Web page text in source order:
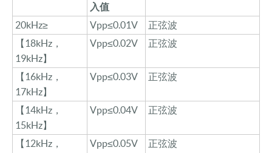
入值
20kHz≥ Vpp≤0.01V
正弦波
【18kHz，
19kHz】
Vpp≤0.02V 正弦波
【16kHz，
17kHz】
Vpp≤0.03V 正弦波
【14kHz，
15kHz】
Vpp≤0.04V 正弦波
【12kHz，
Vpp≤0.05V 正弦波